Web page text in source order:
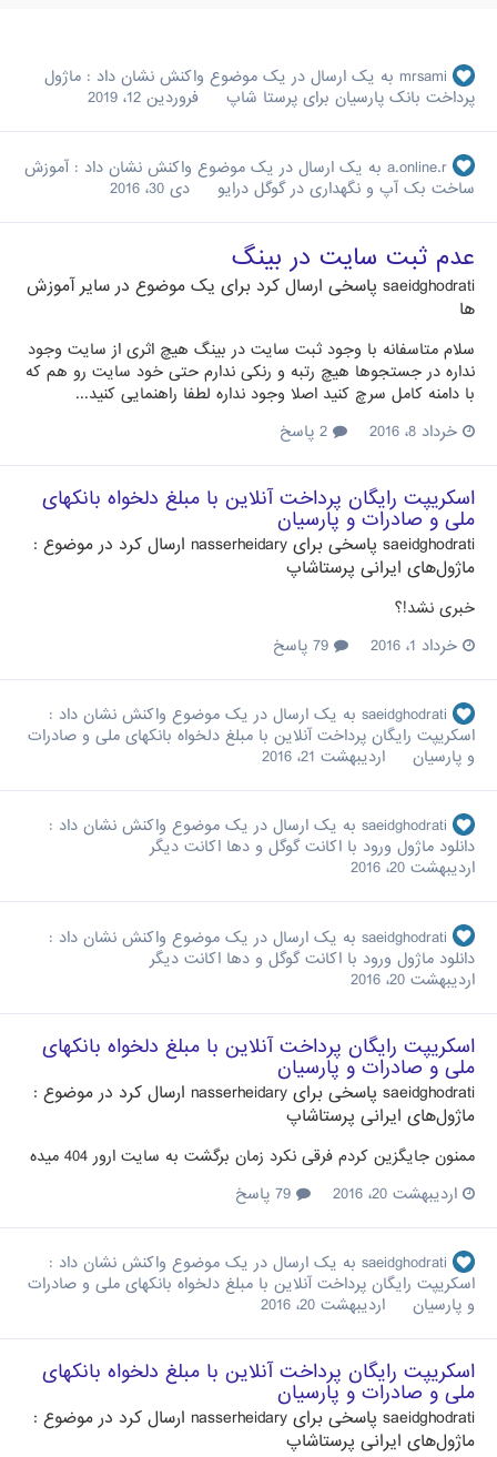
mrsami به یک ارسال در یک موضوع واکنش نشان داد : ماژول
پرداخت بانک پارسیان برای پرستا شاپ
فروردین 12، 2019
a.online.r به یک ارسال در یک موضوع واکنش نشان داد :آموزش
ساخت بک آپ و نگهداری در گوگل درایو
دی 30، 2016
عدم ثبت سایت در بینگ
saeidghodrati پاسخی ارسال کرد برای یک موضوع در سایر آموزش
ها
سلام متاسفانه با وجود ثبت سایت در بینگ هیچ اثری از سایت وجود
نداره در جستجوها هیچ رتبه و رنکی ندارم حتی خود سایت رو هم که
با دامنه کامل سرچ کنید اصلا وجود نداره لطفا راهنمایی کنید...
خرداد 8، 2016
اسکریپت رایگان پرداخت آنلاین با مبلغ دلخواه بانکهای
ملی و صادرات و پارسیان
saeidghodrati پاسخی برای nasserheidary ارسال کرد در موضوع :
ماژول‌های ایرانی پرستاشاپ
خبری نشد!؟
خرداد 1، 2016
saeidghodrati به یک ارسال در یک موضوع واکنش نشان داد :
اسکریپت رایگان پرداخت آنلاین با مبلغ دلخواه بانکهای ملی و صادرات
و پارسیان
اردیبهشت 21، 2016
saeidghodrati به یک ارسال در یک موضوع واکنش نشان داد :
دانلود ماژول ورود با اکانت گوگل و دها اکانت دیگر
اردیبهشت 20، 2016
saeidghodrati به یک ارسال در یک موضوع واکنش نشان داد :
دانلود ماژول ورود با اکانت گوگل و دها اکانت دیگر
اردیبهشت 20، 2016
اسکریپت رایگان پرداخت آنلاین با مبلغ دلخواه بانکهای
ملی و صادرات و پارسیان
saeidghodrati پاسخی برای nasserheidary ارسال کرد در موضوع :
ماژول‌های ایرانی پرستاشاپ
ممنون جایگزین کردم فرقی نکرد زمان برگشت به سایت ارور 404 میده
اردیبهشت 20، 2016
saeidghodrati به یک ارسال در یک موضوع واکنش نشان داد :
اسکریپت رایگان پرداخت آنلاین با مبلغ دلخواه بانکهای ملی و صادرات
و پارسیان
اردیبهشت 20، 2016
اسکریپت رایگان پرداخت آنلاین با مبلغ دلخواه بانکهای
ملی و صادرات و پارسیان
saeidghodrati پاسخی برای nasserheidary ارسال کرد در موضوع :
ماژول‌های ایرانی پرستاشاپ